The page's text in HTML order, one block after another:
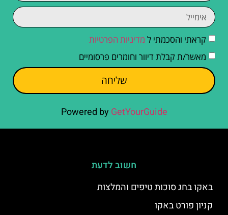
קראתי והסכמתי ל מדיניות הפרטיות
מאשר/ת קבלת דיוור וחומרים פרסומיים
שליחה
Powered by GetYourGuide
חשוב לדעת
באקו בחג סוכות טיפים והמלצות
קניון פורט באקו